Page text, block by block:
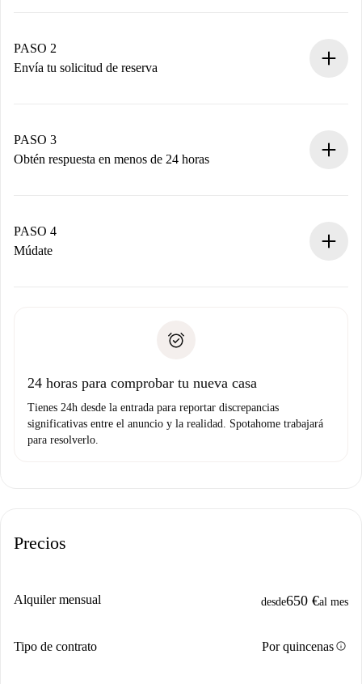
Tienes toda la información necesaria por adelantado.
PASO 2
Envía tu solicitud de reserva
propietario acepte.
PASO 3
Obtén respuesta en menos de 24 horas
contacto con el propietario.
Si es rechazada: No te haremos ningún cargo y te
Prueba de solvencia
PASO 4
Múdate
no nos comunicas ningún problema.
24 horas para comprobar tu nueva casa
Tienes 24h desde la entrada para reportar discrepancias
significativas entre el anuncio y la realidad. Spotahome trabajará
para resolverlo.
Precios
Alquiler mensual desde650 €al mes
Tipo de contrato Por quincenasinfo